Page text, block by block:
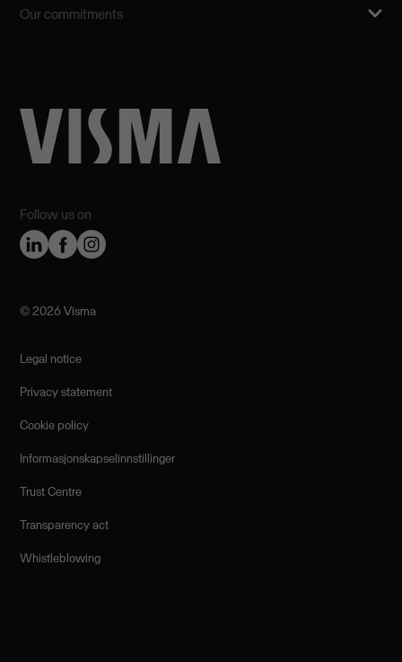
Follow us on
Our commitments
©️ 2026 Visma
Legal notice
Privacy statement
Cookie policy
Informasjonskapselinnstillinger
Trust Centre
Transparency act
Whistleblowing